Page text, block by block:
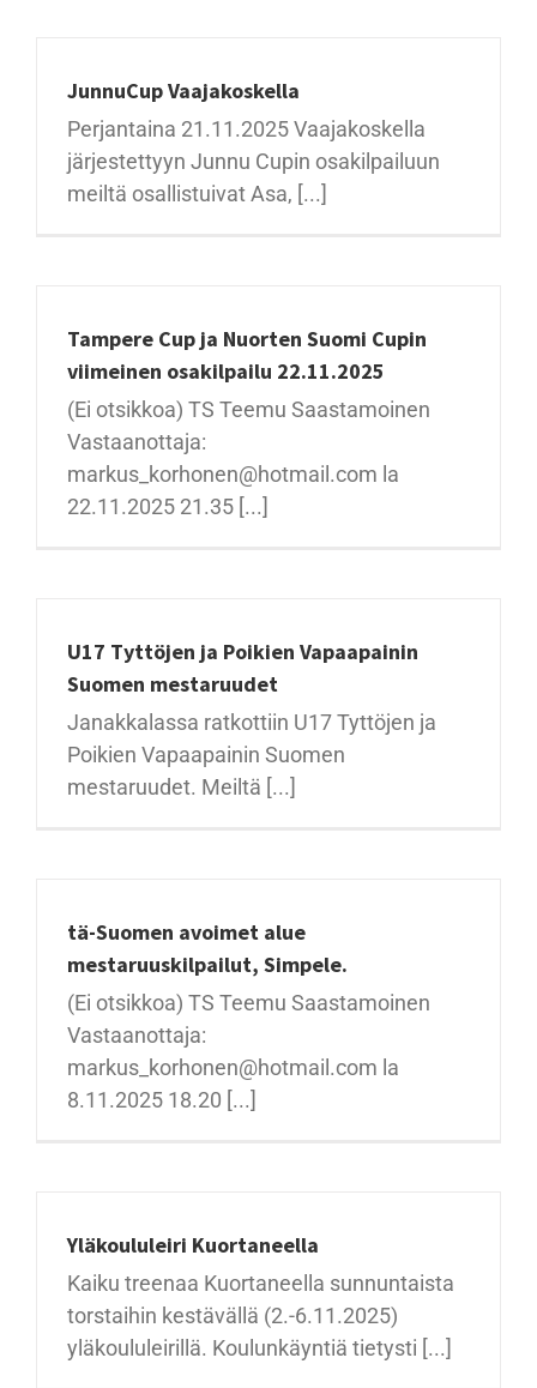
JunnuCup Vaajakoskella
Perjantaina 21.11.2025 Vaajakoskella
järjestettyyn Junnu Cupin osakilpailuun
meiltä osallistuivat Asa, [...]
Tampere Cup ja Nuorten Suomi Cupin
viimeinen osakilpailu 22.11.2025
(Ei otsikkoa) TS Teemu Saastamoinen
Vastaanottaja:
markus_korhonen@hotmail.com la
22.11.2025 21.35 [...]
U17 Tyttöjen ja Poikien Vapaapainin
Suomen mestaruudet
Janakkalassa ratkottiin U17 Tyttöjen ja
Poikien Vapaapainin Suomen
mestaruudet. Meiltä [...]
tä-Suomen avoimet alue
mestaruuskilpailut, Simpele.
(Ei otsikkoa) TS Teemu Saastamoinen
Vastaanottaja:
markus_korhonen@hotmail.com la
8.11.2025 18.20 [...]
Yläkoululeiri Kuortaneella
Kaiku treenaa Kuortaneella sunnuntaista
torstaihin kestävällä (2.-6.11.2025)
yläkoululeirillä. Koulunkäyntiä tietysti [...]